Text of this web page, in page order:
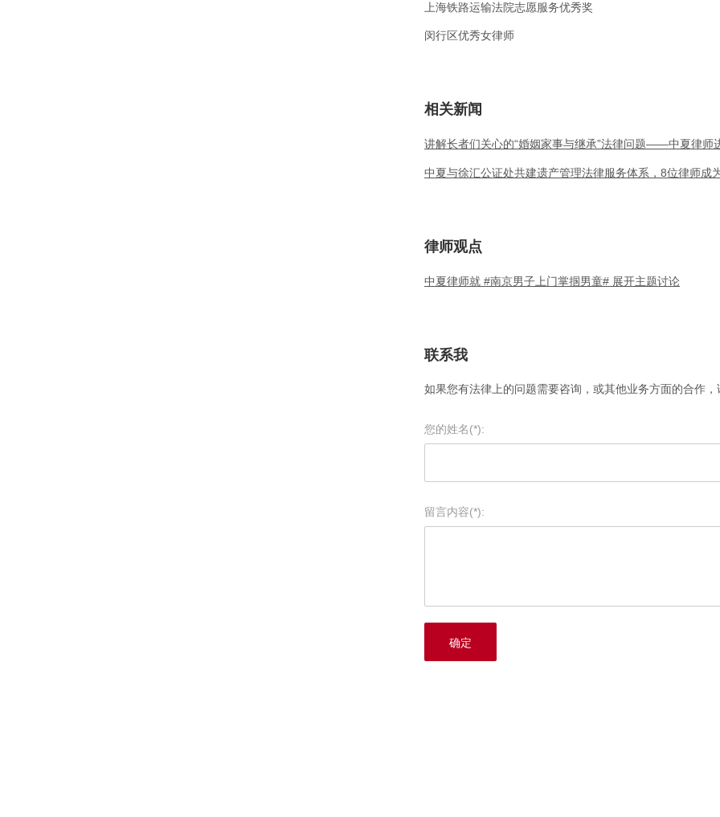
上海铁路运输法院志愿服务优秀奖
闵行区优秀女律师
相关新闻
讲解长者们关心的“婚姻家事与继承”法律问题——中夏律师
中夏与徐汇公证处共建遗产管理法律服务体系，8位律师成
律师观点
中夏律师就 #南京男子上门掌掴男童# 展开主题讨论
联系我
如果您有法律上的问题需要咨询，或其他业务方面的合作
您的姓名(*):
留言内容(*):